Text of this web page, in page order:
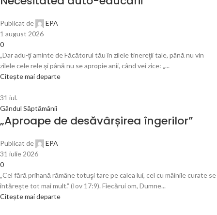
Publicat de
EPA
1 august 2026
0
„Dar adu-ţi aminte de Făcătorul tău în zilele tinereţii tale, până nu vin
zilele cele rele şi până nu se apropie anii, când vei zice: „...
Citește mai departe
31 iul.
Gândul Săptămânii
„Aproape de desăvârșirea îngerilor”
Publicat de
EPA
31 iulie 2026
0
„Cel fără prihană rămâne totuşi tare pe calea lui, cel cu mâinile curate se
întăreşte tot mai mult.” (Iov 17:9). Fiecărui om, Dumne...
Citește mai departe